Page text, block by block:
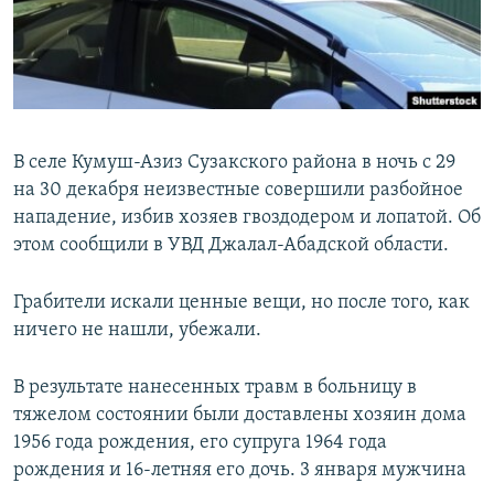
В селе Кумуш-Азиз Сузакского района в ночь с 29
на 30 декабря неизвестные совершили разбойное
нападение, избив хозяев гвоздодером и лопатой. Об
этом сообщили в УВД Джалал-Абадской области.
Грабители искали ценные вещи, но после того, как
ничего не нашли, убежали.
В результате нанесенных травм в больницу в
тяжелом состоянии были доставлены хозяин дома
1956 года рождения, его супруга 1964 года
рождения и 16-летняя его дочь. 3 января мужчина